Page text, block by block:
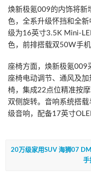
焕新极氪009的内饰将新
色，全系升级怀挡和全
级为16英寸3.5K Mini-
色，前排搭载双50W手机
座椅方面，焕新极氪009
座椅电动调节、通风及
椅，集成22点位精准按
双侧旋转。音响系统搭
级音响，配备17英寸
20万级家用SUV 海狮07
手